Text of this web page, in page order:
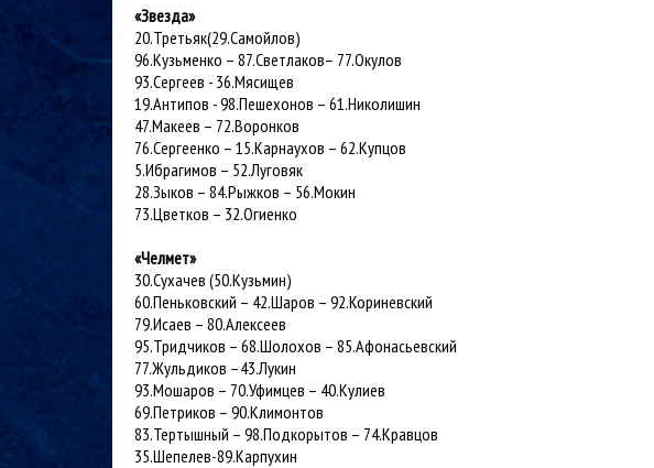
«Звезда»
20.Третьяк(29.Самойлов)
96.Кузьменко – 87.Светлаков– 77.Окулов
93.Сергеев - 36.Мясищев
19.Антипов - 98.Пешехонов – 61.Николишин
47.Макеев – 72.Воронков
76.Сергеенко – 15.Карнаухов – 62.Купцов
5.Ибрагимов – 52.Луговяк
28.Зыков – 84.Рыжков – 56.Мокин
73.Цветков – 32.Огиенко
«Челмет»
30.Сухачев (50.Кузьмин)
60.Пеньковский – 42.Шаров – 92.Кориневский
79.Исаев – 80.Алексеев
95.Тридчиков – 68.Шолохов – 85.Афонасьевский
77.Жульдиков –43.Лукин
93.Мошаров – 70.Уфимцев – 40.Кулиев
69.Петриков – 90.Климонтов
83.Тертышный – 98.Подкорытов – 74.Кравцов
35.Шепелев-89.Карпухин